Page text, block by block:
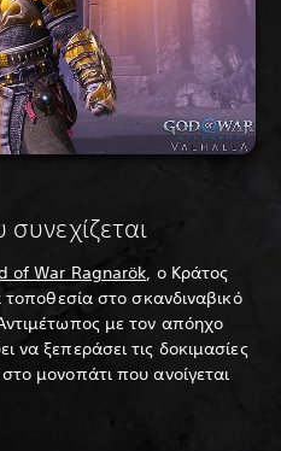
of War Ragnarök, ο Κράτος
στο σκανδιναβικό
με τον απόηχο
να ξεπεράσει τις δοκιμασίες
μονοπάτι που ανοίγεται